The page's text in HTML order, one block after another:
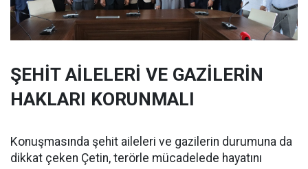
ŞEHİT AİLELERİ VE GAZİLERİN
HAKLARI KORUNMALI
Konuşmasında şehit aileleri ve gazilerin durumuna da
dikkat çeken Çetin, terörle mücadelede hayatını